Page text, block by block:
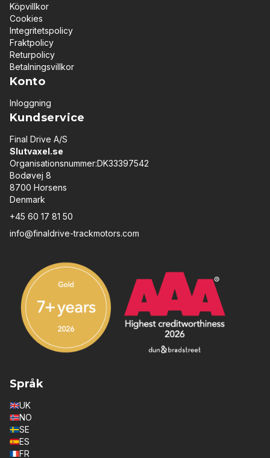
Köpvillkor
Cookies
Integritetspolicy
Fraktpolicy
Returpolicy
Betalningsvillkor
Konto
Inloggning
Kundservice
Final Drive A/S
Slutvaxel.se
Organisationsnummer:DK33397542
Bodøvej 8
8700 Horsens
Denmark
+45 60 17 81 50
info@finaldrive-trackmotors.com
Språk
UK
NO
SE
ES
FR